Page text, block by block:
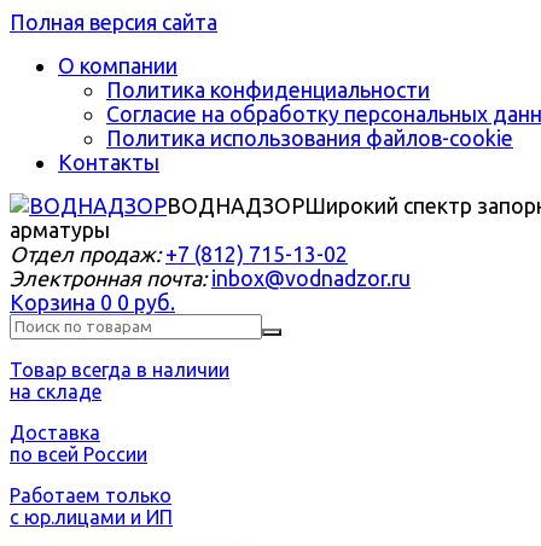
Полная версия сайта
О компании
Политика конфиденциальности
Согласие на обработку персональных
Политика использования файлов-cookie
Контакты
ВОДНАДЗОРШирокий спектр
арматуры
Отдел продаж: +7 (812) 715-13-02
Электронная почта: inbox@vodnadzor.ru
Корзина 0 0 руб.
Товар всегда в наличии
на складе
Доставка
по всей России
Работаем только
с юр.лицами и ИП